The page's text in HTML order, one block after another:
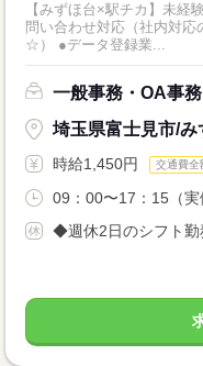
【みずほ台×駅チカ】未
問い合わせ対応（社内対
☆） ●データ登録業...
一般事務・OA事務
埼玉県富士見市/み
時給1,450円 交通費全
09：00〜17：15（
◆週休2日のシフト勤